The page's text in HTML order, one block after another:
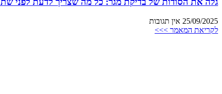
25/09/2025 אין תגובות
לקריאת המאמר >>>